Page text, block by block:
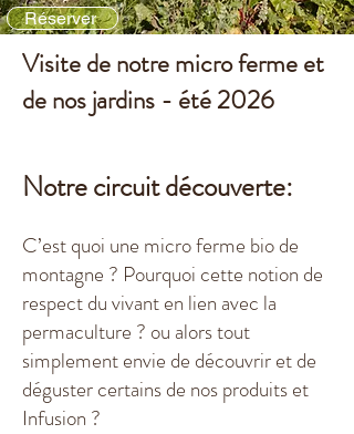
Réserver
Visite de notre micro ferme et
de nos jardins - été 2026
Notre circuit découverte:
C’est quoi une micro ferme bio de
montagne ? Pourquoi cette notion de
respect du vivant en lien avec la
permaculture ? ou alors tout
simplement envie de découvrir et de
déguster certains de nos produits et
Infusion ?